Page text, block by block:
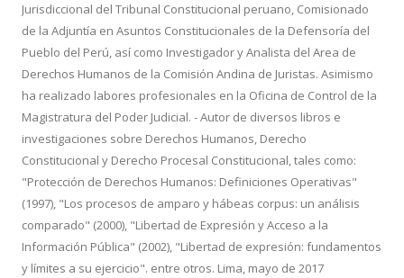
Jurisdiccional del Tribunal Constitucional peruano, Comisionado
de la Adjuntía en Asuntos Constitucionales de la Defensoría del
Pueblo del Perú, así como Investigador y Analista del Area de
Derechos Humanos de la Comisión Andina de Juristas. Asimismo
ha realizado labores profesionales en la Oficina de Control de la
Magistratura del Poder Judicial. - Autor de diversos libros e
investigaciones sobre Derechos Humanos, Derecho
Constitucional y Derecho Procesal Constitucional, tales como:
"Protección de Derechos Humanos: Definiciones Operativas"
(1997), "Los procesos de amparo y hábeas corpus: un análisis
comparado" (2000), "Libertad de Expresión y Acceso a la
Información Pública" (2002), "Libertad de expresión: fundamentos
y límites a su ejercicio". entre otros. Lima, mayo de 2017